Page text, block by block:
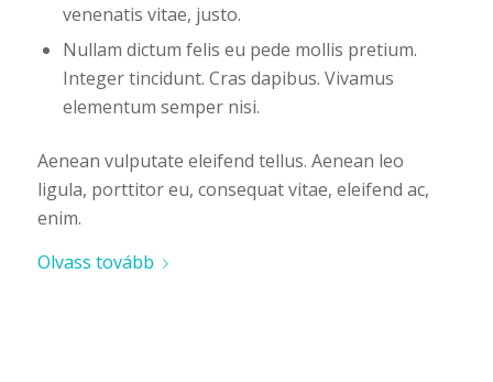
venenatis vitae, justo.
Nullam dictum felis eu pede mollis pretium.
Integer tincidunt. Cras dapibus. Vivamus
elementum semper nisi.
Aenean vulputate eleifend tellus. Aenean leo
ligula, porttitor eu, consequat vitae, eleifend ac,
enim.
Olvass tovább